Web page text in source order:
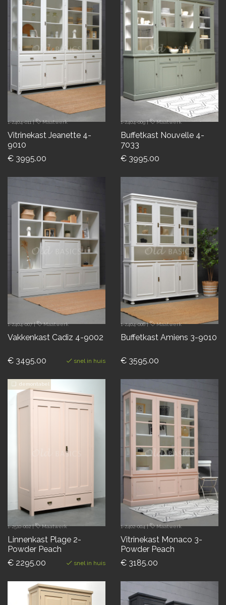
1-2404-011| Maatwerk
Vitrinekast Jeanette 4-
9010
€ 3995.00
1-2404-009| Maatwerk
Buffetkast Nouvelle 4-
7033
€ 3995.00
1-2404-007| Maatwerk
Vakkenkast Cadiz 4-9002
€ 3495.00 snel in huis
1-2404-006| Maatwerk
Buffetkast Amiens 3-9010
€ 3595.00
demontabel
1-2510-002| Maatwerk
Linnenkast Plage 2-
Powder Peach
€ 2295.00
snel in huis
1-2402-004| Maatwerk
Vitrinekast Monaco 3-
Powder Peach
€ 3185.00